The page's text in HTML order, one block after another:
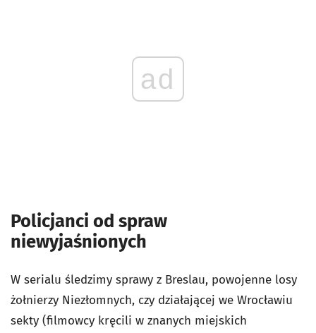
ad
Policjanci od spraw
niewyjaśnionych
W serialu śledzimy sprawy z Breslau, powojenne losy
żołnierzy Niezłomnych, czy działającej we Wrocławiu
sekty (filmowcy kręcili w znanych miejskich